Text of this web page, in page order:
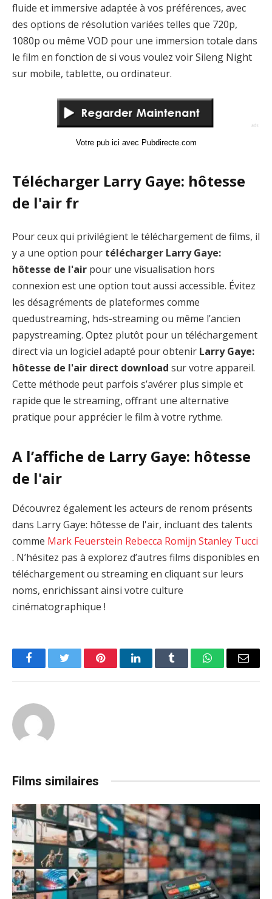
fluide et immersive adaptée à vos préférences, avec
des options de résolution variées telles que 720p,
1080p ou même VOD pour une immersion totale dans
le film en fonction de si vous voulez voir Sileng Night
sur mobile, tablette, ou ordinateur.
Votre pub ici avec Pubdirecte.com
Télécharger Larry Gaye: hôtesse
de l'air fr
Pour ceux qui privilégient le téléchargement de films, il
y a une option pour télécharger Larry Gaye:
hôtesse de l'air pour une visualisation hors
connexion est une option tout aussi accessible. Évitez
les désagréments de plateformes comme
quedustreaming, hds-streaming ou même l’ancien
papystreaming. Optez plutôt pour un téléchargement
direct via un logiciel adapté pour obtenir Larry Gaye:
hôtesse de l'air direct download sur votre appareil.
Cette méthode peut parfois s’avérer plus simple et
rapide que le streaming, offrant une alternative
pratique pour apprécier le film à votre rythme.
A l’affiche de Larry Gaye: hôtesse
de l'air
Découvrez également les acteurs de renom présents
dans Larry Gaye: hôtesse de l'air, incluant des talents
comme Mark Feuerstein Rebecca Romijn Stanley Tucci
. N’hésitez pas à explorez d’autres films disponibles en
téléchargement ou streaming en cliquant sur leurs
noms, enrichissant ainsi votre culture
cinématographique !
FacebookTwitter PinterestLinkedInTumblr WhatsAppEmail
Films similaires